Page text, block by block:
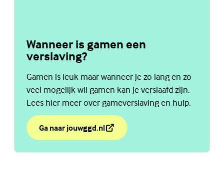
Wanneer is gamen een
verslaving?
Gamen is leuk maar wanneer je zo lang en zo
veel mogelijk wil gamen kan je verslaafd zijn.
Lees hier meer over gameverslaving en hulp.
Ga naar jouwggd.nl
over Wanneer is gamen een verslaving?
(Externe link)